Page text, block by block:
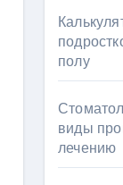
полу
виды
лечению